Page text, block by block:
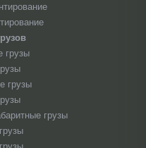
грузы
грузы
грузы